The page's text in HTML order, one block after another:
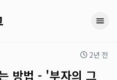
2년 전
방법 - '부자의 그